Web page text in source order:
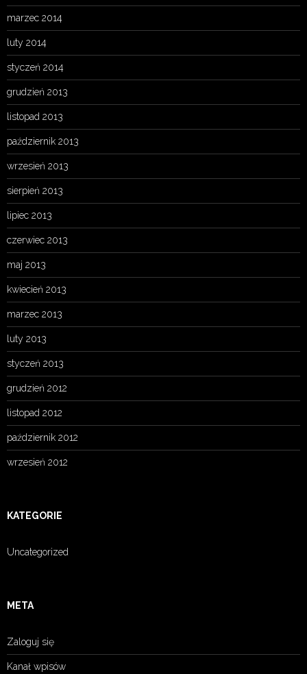
marzec 2014
luty 2014
styczeń 2014
grudzień 2013
listopad 2013
październik 2013
wrzesień 2013
sierpień 2013
lipiec 2013
czerwiec 2013
maj 2013
kwiecień 2013
marzec 2013
luty 2013
styczeń 2013
grudzień 2012
listopad 2012
październik 2012
wrzesień 2012
KATEGORIE
Uncategorized
META
Zaloguj się
Kanał wpisów